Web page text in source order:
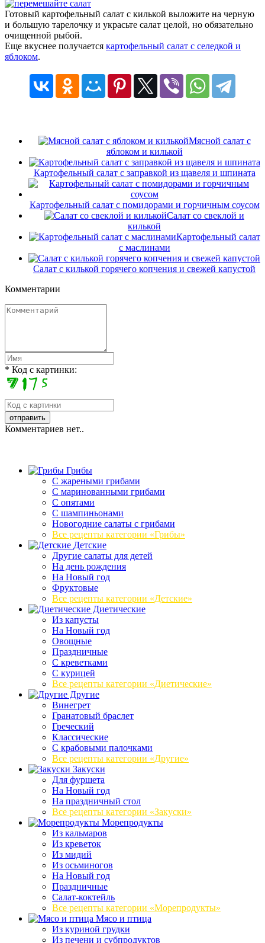
Готовый картофельный салат с килькой выложите на черную
и большую тарелочку и украсьте салат целой, но обязательно
очищенной рыбой.
Еще вкуснее получается картофельный салат с селедкой и
яблоком.
Мясной салат с
яблоком и килькой
Картофельный салат с заправкой из щавеля и шпината
Картофельный салат с помидорами и горчичным соусом
Салат со свеклой и
килькой
Картофельный салат
с маслинами
Салат с килькой горячего копчения и свежей капустой
Комментарии
* Код с картинки:
Комментариев нет..
Грибы
C жареными грибами
C маринованными грибами
C опятами
C шампиньонами
Новогодние салаты с грибами
Все рецепты категории «Грибы»
Детские
Другие салаты для детей
На день рождения
На Новый год
Фруктовые
Все рецепты категории «Детские»
Диетические
Из капусты
На Новый год
Овощные
Праздничные
С креветками
С курицей
Все рецепты категории «Диетические»
Другие
Винегрет
Гранатовый браслет
Греческий
Классические
С крабовыми палочками
Все рецепты категории «Другие»
Закуски
Для фуршета
На Новый год
На праздничный стол
Все рецепты категории «Закуски»
Морепродукты
Из кальмаров
Из креветок
Из мидий
Из осьминогов
На Новый год
Праздничные
Салат-коктейль
Все рецепты категории «Морепродукты»
Мясо и птица
Из куриной грудки
Из печени и субпродуктов